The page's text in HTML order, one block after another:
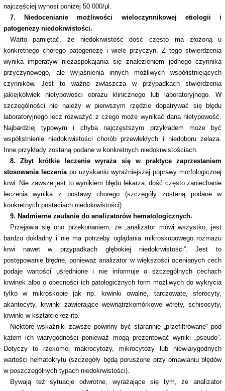
najczęściej wynosi poniżej 50 000/μl.
7. Niedocenianie możliwości wieloczynnikowej etiologii i
patogenezy niedokrwistości.
Warto pamiętać, że niedokrwistość dość często ma złożoną u
konkretnego chorego patogenezę i wiele przyczyn. Z tego stwierdzenia
wynika imperatyw niezaspokajania się znalezieniem jednego czynnika
przyczynowego, ale wyjaśnienia innych możliwych współistniejących
czynników. Jest to ważne zwłaszcza w przypadkach stwierdzenia
jakiejkolwiek nietypowości obrazu klinicznego lub laboratoryjnego. W
szczególności nie należy w pierwszym rzędzie dopatrywać się błędu
laboratoryjnego lecz rozważyć z czego może wynikać dana nietypowość.
Najbardziej typowym i chyba najczęstszym przykładem może być
współistnienie niedokrwistości chorób przewlekłych i niedoboru żelaza.
Inne przykłady zostaną podane w konkretnych niedokrwistościach.
8. Zbyt krótkie leczenie wyraża się w praktyce zaprzestaniem
stosowania leczenia po uzyskaniu wyraźniejszej poprawy morfologicznej
krwi. Nie zawsze jest to wynikiem błędu lekarza; dość często zaniechanie
leczenia wynika z postawy chorego (szczegóły zostaną podane w
konkretnych postaciach niedokrwistości).
9. Nadmierne zaufanie do analizatorów hematologicznych.
Przejawia się ono przekonaniem, że „analizator mówi wszystko, jest
bardzo dokładny i nie ma potrzeby oglądania mikroskopowego rozmazu
krwi nawet w przypadkach głębokiej niedokrwistości”. Jest to
postępowanie błędne, ponieważ analizator w większości ocenianych cech
podaje wartości uśrednione i nie informuje o szczególnych cechach
krwinek albo o obecności ich patologicznych form możliwych do wykrycia
tylko w mikroskopie jak np. krwinki owalne, tarczowate, sferocyty,
akantocyty, krwinki zawierające wewnątrzkomórkowe wtręty, schisocyty,
krwinki w kształcie łez itp.
Niektóre wskaźniki zawsze powinny być starannie „przefiltrowane” pod
kątem ich wiarygodności ponieważ mogą prezentować wyniki „pseudo”.
Dotyczy to rzekomej makrocytozy, mikrocytozy lub niewiarygodnych
wartości hematokrytu (szczegóły będą poruszone przy omawianiu błędów
w poszczególnych typach niedokrwistości).
Bywają też sytuacje odwrotne, wyrażające się tym, że analizator